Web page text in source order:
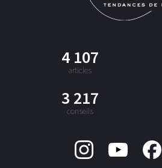
4 107
articles
3 217
conseils